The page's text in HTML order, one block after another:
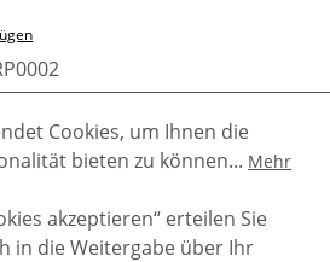
Rino & Pelle mit stylisch
schmal aus !
Cookies, um Ihnen die
bieten zu können... Mehr
akzeptieren“ erteilen Sie
in die Weitergabe über Ihr